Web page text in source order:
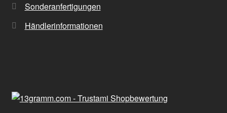
Sonderanfertigungen
Händlerinformationen